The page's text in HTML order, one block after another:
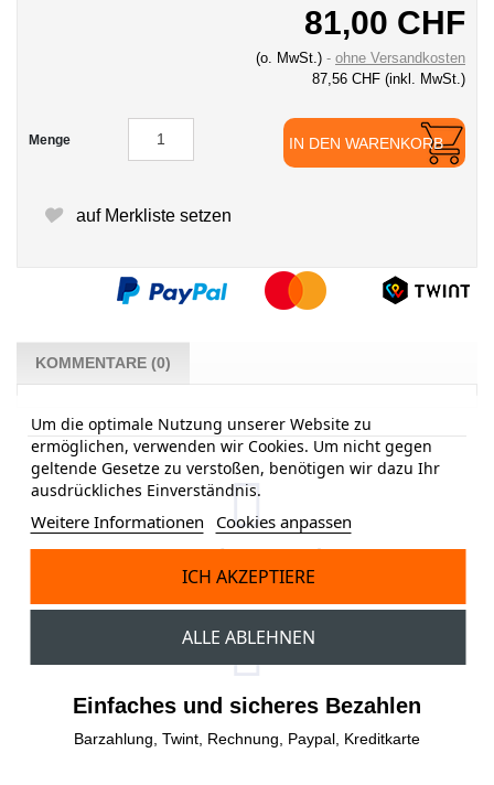
81,00 CHF
(o. MwSt.)
ohne Versandkosten
87,56 CHF (inkl. MwSt.)
Menge IN DEN WARENKORB
auf Merkliste setzen
KOMMENTARE (0)
Gratisversand
Einfaches und sicheres Bezahlen
Barzahlung, Twint, Rechnung, Paypal, Kreditkarte
Um die optimale Nutzung unserer Website zu
ermöglichen, verwenden wir Cookies. Um nicht gegen
geltende Gesetze zu verstoßen, benötigen wir dazu Ihr
ausdrückliches Einverständnis.
Weitere Informationen Cookies anpassen
ALLE ABLEHNEN
ICH AKZEPTIERE